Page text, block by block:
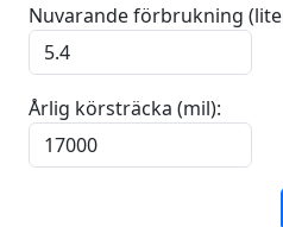
Nuvarande förbrukning
Årlig körsträcka (mil):